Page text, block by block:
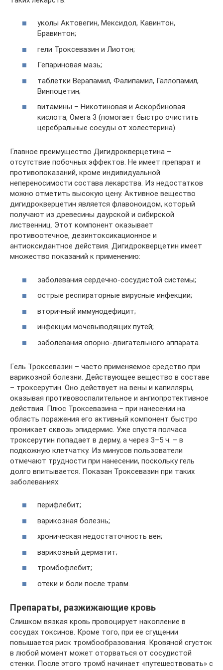
уколы Актовегин, Мексидол, Кавинтон,
Бравинтон;
гели Троксевазин и Лиотон;
Гепариновая мазь;
таблетки Верапамил, Фалипамил, Галлопамил,
Винпоцетин;
витамины – Никотиновая и Аскорбиновая
кислота, Омега 3 (помогает быстро очистить
церебральные сосуды от холестерина).
Главное преимущество Дигидрокверцетина –
отсутствие побочных эффектов. Не имеет препарат и
противопоказаний, кроме индивидуальной
непереносимости состава лекарства. Из недостатков
можно отметить высокую цену. Активное вещество
дигидрокверцетин является флавоноидом, который
получают из древесины даурской и сибирской
лиственниц. Этот компонент оказывает
противоотечное, дезинтоксикационное и
антиоксидантное действия. Дигидрокверцетин имеет
множество показаний к применению:
заболевания сердечно-сосудистой системы;
острые респираторные вирусные инфекции;
вторичный иммунодефицит;
инфекции мочевыводящих путей;
заболевания опорно-двигательного аппарата.
Гель Троксевазин – часто применяемое средство при
варикозной болезни. Действующее вещество в составе
– троксерутин. Оно действует на вены и капилляры,
оказывая противовоспалительное и ангиопротективное
действия. Плюс Троксевазина – при нанесении на
область поражения его активный компонент быстро
проникает сквозь эпидермис. Уже спустя полчаса
троксерутин попадает в дерму, а через 3–5 ч. – в
подкожную клетчатку. Из минусов пользователи
отмечают трудности при нанесении, поскольку гель
долго впитывается. Показан Троксевазин при таких
заболеваниях:
перифлебит;
варикозная болезнь;
хроническая недостаточность вен;
варикозный дерматит;
тромбофлебит;
отеки и боли после травм.
Препараты, разжижающие кровь
Слишком вязкая кровь провоцирует накопление в
сосудах токсинов. Кроме того, при ее сгущении
повышается риск тромбообразования. Кровяной сгусток
в любой момент может оторваться от сосудистой
стенки. После этого тромб начинает «путешествовать» с